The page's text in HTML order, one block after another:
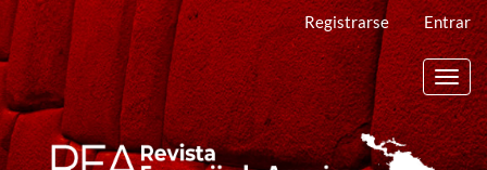
Navegación
principal
Contenido
principal
Barra
lateral
Registrarse Entrar